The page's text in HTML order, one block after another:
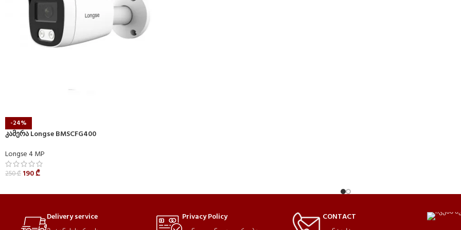
-24%
კამერა Longse BMSCFG400
Longse 4 MP
250₾ 190₾
Delivery service
Privacy Policy
CONTACT